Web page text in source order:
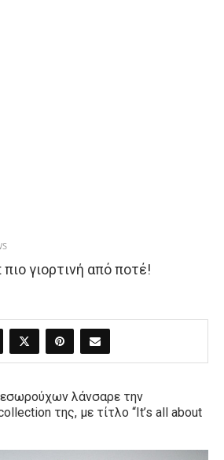
γιορτινή από ποτέ!
εσωρούχων λάνσαρε την
της, με τίτλο “It’s all about